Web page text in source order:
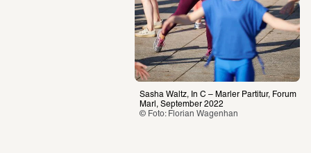
Sasha Waltz, In C – Marler Partitur, Forum
Marl, September 2022
© Foto: Florian Wagenhan